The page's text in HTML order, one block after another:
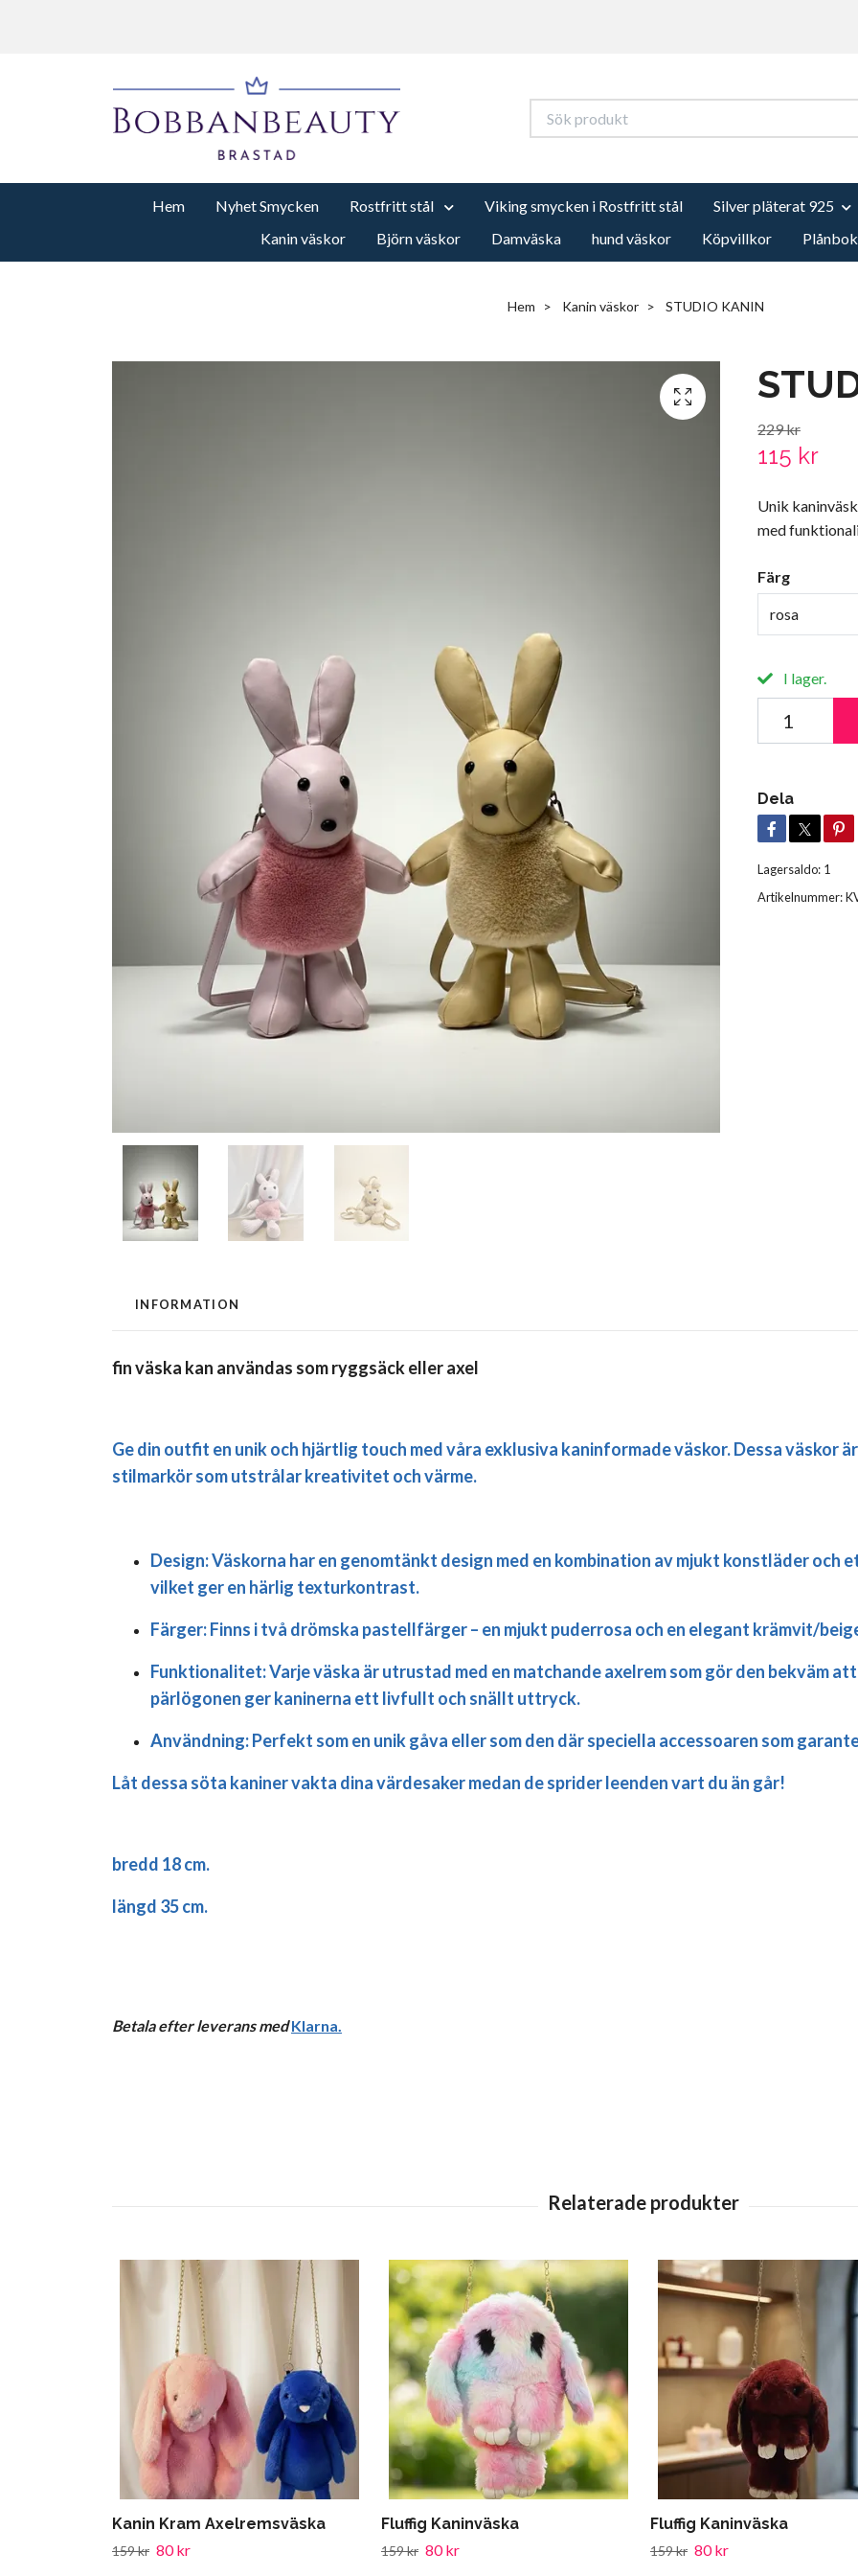
Hem Nyhet Smycken Rostfritt stål Viking smycken i Rostfritt stål
Silver pläterat 925
Kanin väskor
Björn väskor Damväska hund väskor Köpvillkor Plånbok
Hem Kanin väskor STUDIO KANIN
229 kr
115 kr
Unik
med
Färg
rosa
I lager.
Dela
Lagersaldo: 1
Artikelnummer:
INFORMATION
fin väska kan användas som ryggsäck eller axel
Ge din outfit en unik och hjärtlig touch med våra exklusiva kaninformade väskor. Dessa väskor
stilmarkör som utstrålar kreativitet och värme.
Design:Väskorna har en genomtänkt design med en kombination av mjukt konstläder
vilket ger en härlig texturkontrast.
Färger:Finns i två drömska pastellfärger – en mjukt puderrosa och en elegant krämvit/
Funktionalitet:Varje väska är utrustad med en matchande axelrem som gör den bekväm
pärlögonen ger kaninerna ett livfullt och snällt uttryck.
Användning:Perfekt som en unik gåva eller som den där speciella accessoaren som
Låt dessa söta kaniner vakta dina värdesaker medan de sprider leenden vart du än går!
bredd 18 cm.
längd 35 cm.
Betala efter leverans med Klarna
Kanin Kram Axelremsväska
159 kr 80 kr
Fluffig Kaninväska
159 kr 80 kr
Fluffig Kaninväska
159 kr 80 kr